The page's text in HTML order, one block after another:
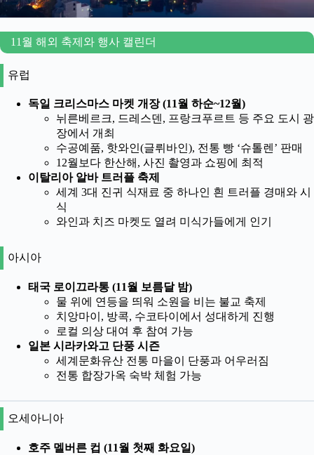
11월 해외 축제와 행사 캘린더
유럽
독일 크리스마스 마켓 개장 (11월 하순~12월)
뉘른베르크, 드레스덴, 프랑크푸르트 등 주요 도시 광
장에서 개최
수공예품, 핫와인(글뤼바인), 전통 빵 ‘슈톨렌’ 판매
12월보다 한산해, 사진 촬영과 쇼핑에 최적
이탈리아 알바 트러플 축제
세계 3대 진귀 식재료 중 하나인 흰 트러플 경매와 시
식
와인과 치즈 마켓도 열려 미식가들에게 인기
아시아
태국 로이끄라통 (11월 보름달 밤)
물 위에 연등을 띄워 소원을 비는 불교 축제
치앙마이, 방콕, 수코타이에서 성대하게 진행
로컬 의상 대여 후 참여 가능
일본 시라카와고 단풍 시즌
세계문화유산 전통 마을이 단풍과 어우러짐
전통 합장가옥 숙박 체험 가능
오세아니아
호주 멜버른 컵 (11월 첫째 화요일)